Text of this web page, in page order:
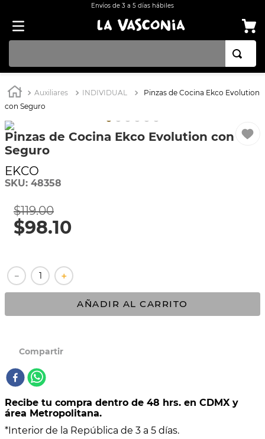
Envíos de 3 a 5 días hábiles
Auxiliares INDIVIDUAL
Pinzas de Cocina Ekco Evolution
con Seguro
Pinzas de Cocina Ekco Evolution con
Seguro
EKCO
SKU: 48358
$119.00
$98.10
＋
－
AÑADIR AL CARRITO
Recibe tu compra dentro de 48 hrs. en CDMX y
área Metropolitana.
*Interior de la República de 3 a 5 días.
1. BATERÍA COCINA EKCO ALUMINIO ANTIADHERENTE 32 PIEZAS
3. OLLA
5. SARTEN
7. VAPORERAS
10. COMAL